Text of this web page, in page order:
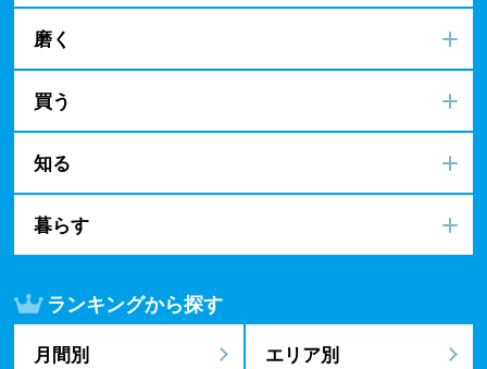
磨く
買う
知る
暮らす
ランキングから探す
月間別 エリア別